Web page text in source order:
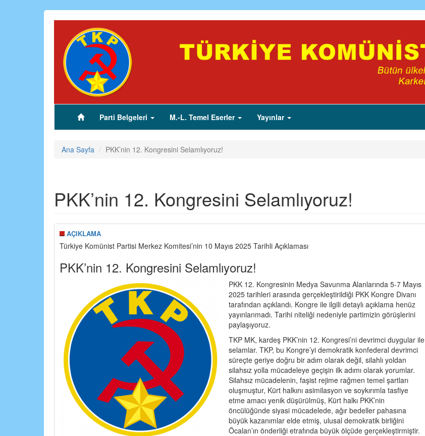
(current)Parti Belgeleri M.-L. Temel Eserler Yayınlar
Ana Sayfa PKK’nin 12. Kongresini Selamlıyoruz!
PKK’nin 12. Kongresini Selamlıyoruz!
AÇIKLAMA
Türkiye Komünist Partisi Merkez Komitesi’nin 10 Mayıs 2025 Tarihli Açıklaması
PKK’nin 12. Kongresini Selamlıyoruz!
PKK 12. Kongresinin Medya Savunma Alanlarında 5-7 Mayıs
2025 tarihleri arasında gerçekleştirildiği PKK Kongre Divanı
tarafından açıklandı. Kongre ile ilgili detaylı açıklama henüz
yayınlanmadı. Tarihi niteliği nedeniyle partimizin görüşlerini
paylaşıyoruz.
TKP MK, kardeş PKK’nin 12. Kongresi’ni devrimci duygular ile
selamlar. TKP, bu Kongre’yi demokratik konfederal devrimci
süreçte geriye doğru bir adım olarak değil, silahlı yoldan
silahsız yolla mücadeleye geçişin ilk adımı olarak yorumlar.
Silahsız mücadelenin, faşist rejime rağmen temel şartları
oluşmuştur, Kürt halkını asimilasyon ve soykırımla tasfiye
etme amacı yenik düşürülmüş, Kürt halkı PKK’nin
öncülüğünde siyasi mücadelede, ağır bedeller pahasına
büyük kazanımlar elde etmiş, ulusal demokratik birliğini
Öcalan’ın önderliği etrafında büyük ölçüde gerçekleştirmiştir.